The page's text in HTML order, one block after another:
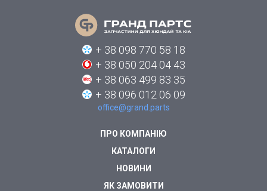
ПРО КОМПАНІЮ
КАТАЛОГИ
НОВИНИ
ЯК ЗАМОВИТИ
+ 38 098 770 58 18
+ 38 050 204 04 43
+ 38 063 499 83 35
+ 38 096 012 06 09
office@grand.parts